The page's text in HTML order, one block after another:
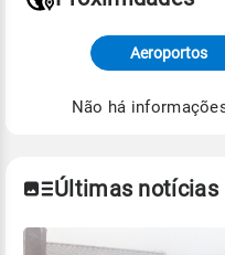
Fonte: dados
meteorológicas e
de Tempo e Estudos
Aeroportos
Não há
Últimas notícias